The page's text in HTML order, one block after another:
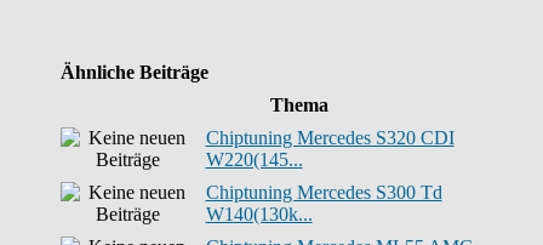
Ähnliche Beiträge
Thema
Chiptuning Mercedes S320 CDI
W220(145...
Chiptuning Mercedes S300 Td
W140(130k...